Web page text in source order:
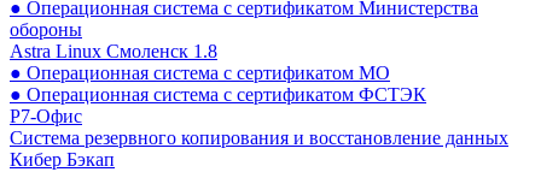
● Операционная система с сертификатом Министерства
обороны
Astra Linux Смоленск 1.8
● Операционная система с сертификатом МО
● Операционная система с сертификатом ФСТЭК
Р7-Офис
Система резервного копирования и восстановление данных
Кибер Бэкап